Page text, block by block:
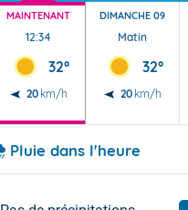
MAINTENANT
12:34
32°
20 km/h
DIMANCHE 09
Matin
32°
20 km/h
Pluie dans l'heure